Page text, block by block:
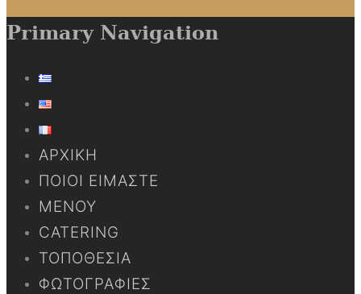
Primary Navigation
ΑΡΧΙΚΉ
ΠΟΙΟΙ ΕΊΜΑΣΤΕ
ΜΕΝΟΎ
CATERING
ΤΟΠΟΘΕΣΊΑ
ΦΩΤΟΓΡΑΦΊΕΣ